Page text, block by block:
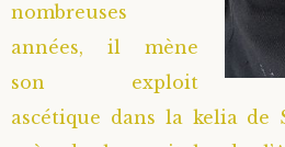
nombreuses
années, il mène
son exploit
ascétique dans la kelia de